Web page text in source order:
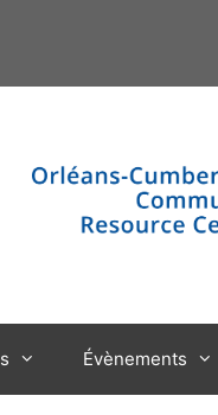
Évènements